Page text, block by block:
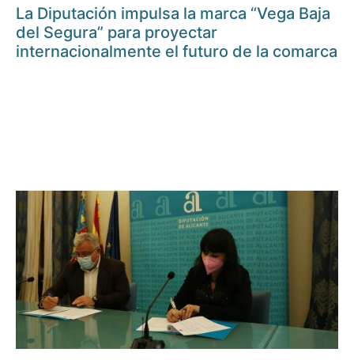
La Diputación impulsa la marca “Vega Baja
del Segura” para proyectar
internacionalmente el futuro de la comarca